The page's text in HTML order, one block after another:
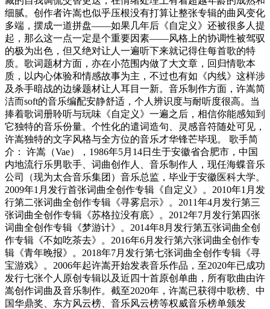
细腻。创作者许嵩也似乎压根没有打算让整张专辑的曲风变化
多端，摆成一道拼盘——如果几年后《自定义》还被很多人提
起，那么这一点一定是个重要因素——风格上的协调性被驾驭
的极为出色，但又绝对让人一遍听下来就记得住每首歌的特
质。歌词题材方面，亦在小范围内做了大文章，回归情歌本
质，以内心体验和情感故事为主，不过也有如《内线》这样涉
及杀手暗战的边缘题材让人耳目一新。音乐制作方面，许嵩简
洁而soft的音乐编配安静舒适，个人辨识度与耐听度很高。当
捧着歌词册聆听与玩味《自定义》一遍之后，相信你能感知到
它独特的音乐份量。个性化的遣词造句、灵感音符随处可见，
许嵩独特的文字风格与全方位的音乐才华锋芒毕现。 歌手简
介： 许嵩（Vae），1986年5月14日生于安徽省合肥市，中国
内地流行乐男歌手、词曲创作人、音乐制作人，现任海蝶音乐
公司（现为太合音乐集团）音乐总监，毕业于安徽医科大学。
2009年1月发行首张词曲全创作专辑《自定义》。2010年1月发
行第二张词曲全创作专辑《寻雾启示》。2011年4月发行第三
张词曲全创作专辑《苏格拉没有底》。2012年7月发行第四张
词曲全创作专辑《梦游计》。2014年8月发行第五张词曲全创
作专辑《不如吃茶去》。2016年6月发行第六张词曲全创作专
辑《青年晚报》。2018年7月发行第七张词曲全创作专辑《寻
宝游戏》。2006年起许嵩开始发表音乐作品，至2020年已成功
发行七张个人原创专辑以及近四十首原创单曲，所有歌曲由许
嵩创作词曲及音乐制作。截至2020年，许嵩已获得中歌榜、中
国华鼎奖、东方风云榜、音乐风云榜等权威音乐榜单颁发